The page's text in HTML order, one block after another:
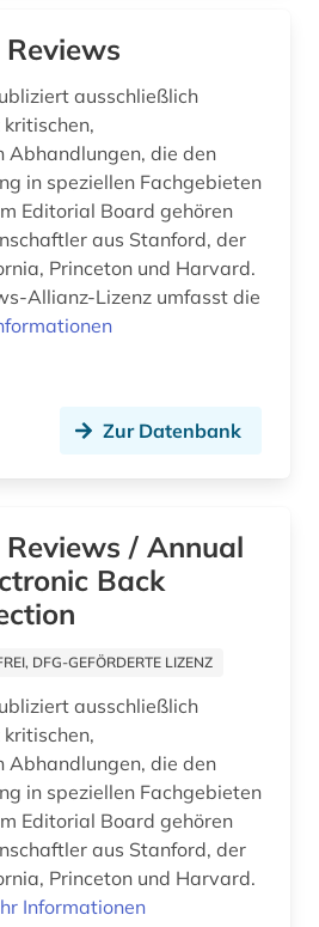
gesundheitsprojekt (1)
gesundheitsrecht (1)
gesundheitsstatistik (2)
gesundheitssystem (1)
gesundheitstelematik (1)
(1)
großbritannien (1)
ausschließlich
Abhandlungen, die den
in speziellen Fachgebieten
Editorial Board gehören
aus Stanford, der
Princeton und Harvard.
Allianz-Lizenz umfasst die
Zur Datenbank
/ Annual
Back
DFG-GEFÖRDERTE LIZENZ
ausschließlich
Abhandlungen, die den
in speziellen Fachgebieten
Editorial Board gehören
aus Stanford, der
Princeton und Harvard.
Informationen